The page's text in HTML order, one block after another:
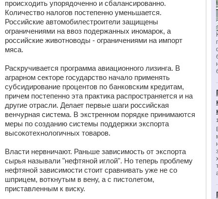
происходить упорядоченно и сбалансированно.
Количество налогов постепенно уменьшается.
Российские автомобилестроители защищены
ограничениями на ввоз подержанных иномарок, а
российские животноводы - ограничениями на импорт
мяса.
Раскручивается программа авиационного лизинга. В
аграрном секторе государство начало применять
субсидирование процентов по банковским кредитам,
причем постепенно эта практика распространяется и на
другие отрасли. Делает первые шаги российская
венчурная система. В экстренном порядке принимаются
меры по созданию системы поддержки экспорта
высокотехнологичных товаров.
Власти нервничают. Раньше зависимость от экспорта
сырья называли "нефтяной иглой". Но теперь проблему
нефтяной зависимости стоит сравнивать уже не со
шприцем, воткнутым в вену, а с пистолетом,
приставленным к виску.